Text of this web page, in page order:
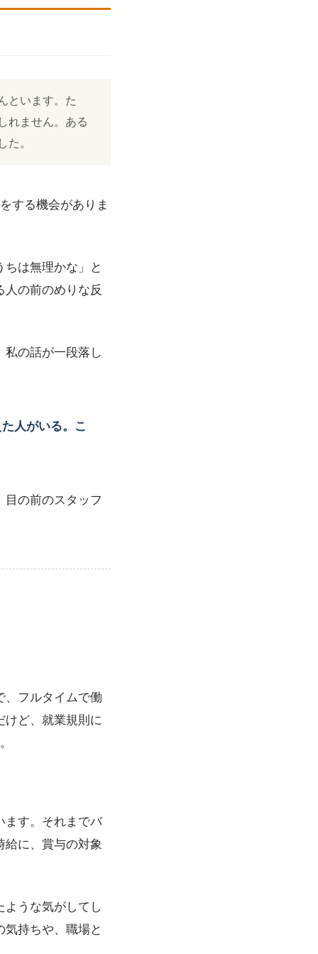
といます。た
れません。ある
た。
する機会がありま
は無理かな」と
の前のめりな反
私の話が一段落し
人がいる。こ
目の前のスタッフ
、フルタイムで働
けど、就業規則に
ます。それまでバ
給に、賞与の対象
ような気がしてし
持ちや、職場と